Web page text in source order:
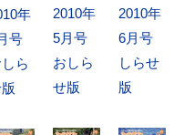
年
号
ら
2010年
5月号
おしら
せ版
2010年
6月号
しらせ
版